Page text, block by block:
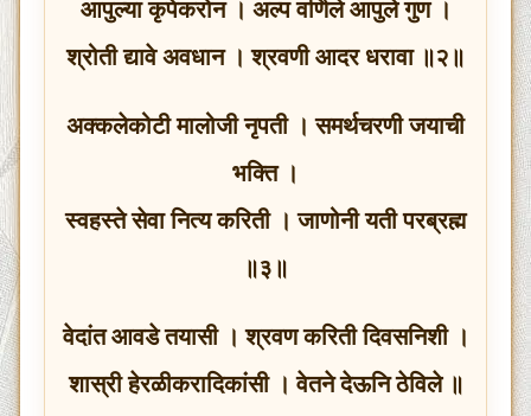
आपुल्या कृपेकरोन । अल्प वर्णिले आपुले गुण ।
श्रोती द्यावे अवधान । श्रवणी आदर धरावा ॥२॥
अक्कलेकोटी मालोजी नृपती । समर्थचरणी जयाची
भक्ति ।
स्वहस्ते सेवा नित्य करिती । जाणोनी यती परब्रह्म
॥३॥
वेदांत आवडे तयासी । श्रवण करिती दिवसनिशी ।
शास्री हेरळीकरादिकांसी । वेतने देऊनि ठेविले ॥